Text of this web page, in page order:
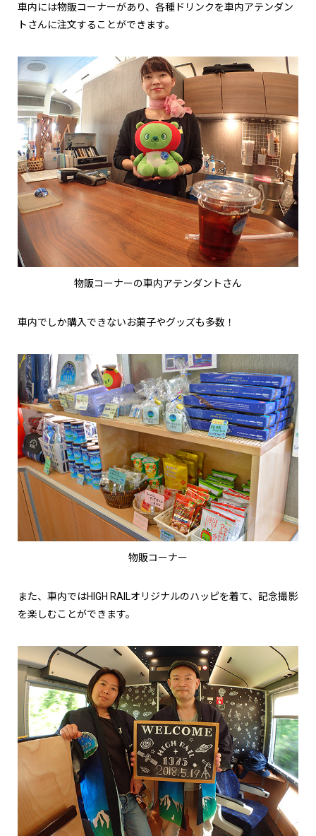
車内には物販コーナーがあり、各種ドリンクを車内アテンダン
トさんに注文することができます。
物販コーナーの車内アテンダントさん
車内でしか購入できないお菓子やグッズも多数！
物販コーナー
また、車内ではHIGH RAILオリジナルのハッピを着て、記念撮影
を楽しむことができます。